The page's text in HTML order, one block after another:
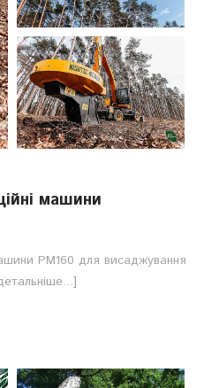
машини
PM160 для висаджування